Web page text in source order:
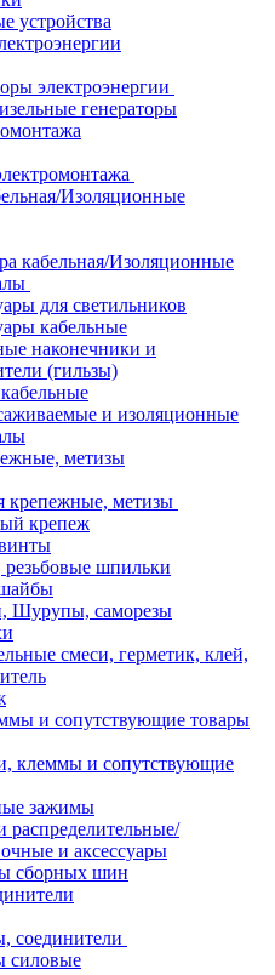
устройства
электроэнергии
генераторы
Изоляционные
кабельная/Изоляционные
для светильников
кабельные
наконечники и
(гильзы)
и изоляционные
метизы
крепежные, метизы
крепеж
резьбовые шпильки
Шурупы, саморезы
смеси, герметик, клей,
и сопутствующие товары
клеммы и сопутствующие
зажимы
распределительные/
и аксессуары
сборных шин
соединители
силовые